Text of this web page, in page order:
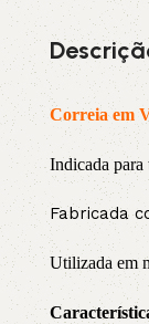
Correia em
Indicada
Fabricada
Utilizada em